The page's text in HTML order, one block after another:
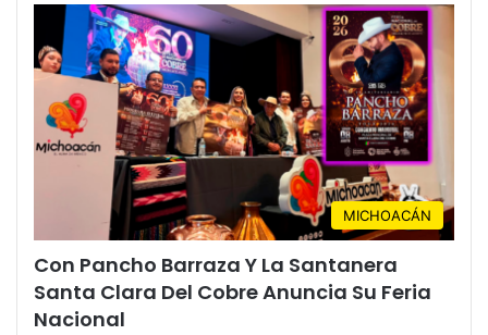
MICHOACÁN
Con Pancho Barraza Y La Santanera
Santa Clara Del Cobre Anuncia Su Feria
Nacional